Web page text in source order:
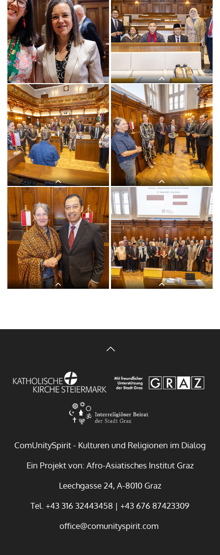
ReligionsdialogIndonesien am
27.04.2026
ReligionsdialogIndonesien am
27.04.2026
ReligionsdialogIndonesien am
27.04.2026
27.04.2026
27.04.2026
ComUnitySpirit - Kulturen und Religionen im Dialog
Ein Projekt von: Afro-Asiatisches Institut Graz
Leechgasse 24, A-8010 Graz
Tel. +43 316 32443458 | +43 676 87423309
office@comunityspirit.com